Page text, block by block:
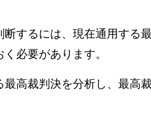
するには、現在通用する
必要があります。
高裁判決を分析し、最高